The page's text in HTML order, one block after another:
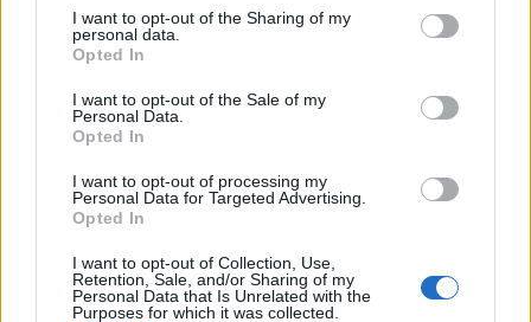
I want to opt-out of the Sharing of my
personal data.
Opted In
I want to opt-out of the Sale of my
Personal Data.
Opted In
I want to opt-out of processing my
Personal Data for Targeted Advertising.
Opted In
I want to opt-out of Collection, Use,
Retention, Sale, and/or Sharing of my
Personal Data that Is Unrelated with the
Purposes for which it was collected.
România pe Primul Loc (Ponta)
Arhiva sondajelor